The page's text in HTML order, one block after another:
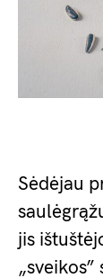
Sėdėjau
jis